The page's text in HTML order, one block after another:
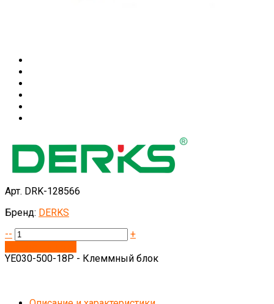
Арт. DRK-128566
Бренд: DERKS
--
+
YE030-500-18P - Клеммный блок